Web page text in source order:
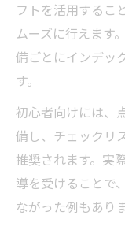
フトを活用するこ
ムーズに行えます
備ごとにインデッ
す。
初心者向けには、
備し、チェックリ
推奨されます。実
導を受けることで
ながった例もあり